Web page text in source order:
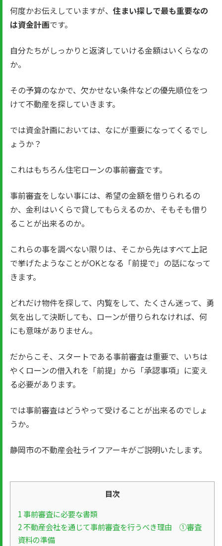
何度かお伝えしていますが、 住まい探しで最も重要なの
は資金計画です。
自分たちがしっかりと返済していける金額はいくらなの
か。
その予算のなかで、欠かせない条件などの優先順位をつ
けて不動産を探していきます。
では資金計画においては、なにが重要になってくるでし
ょうか？
これはもちろん住宅ローンの事前審査です。
事前審査をしない事には、希望の金額を借りられるの
か、金利はいくらで貸してもらえるのか、そもそも借り
ることが出来るのか。
これらの事を調べない限りは、そこから先はすべて上記
で挙げたようなことがOKとなる「前提で」の話になって
きます。
どれだけ物件を探して、内覧をして、たくさん迷って、勇
気を出して決断しても、ローンが借りられなければ、何
にも意味がありません。
だからこそ、スタートである事前審査は重要で、いちは
やくローンの借入れを「前提」から「承認事項」に変え
る必要があります。
では事前審査はどうやって受けることが出来るのでしょ
うか。
静岡市の不動産会社ライフアーキがご説明いたします。
目次
1事前審査に必要な書類
2不動産会社を通じて事前審査を行うべき理由 ①審査
資料の準備